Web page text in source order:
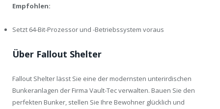
Empfohlen:
Setzt 64-Bit-Prozessor und -Betriebssystem voraus
Über Fallout Shelter
Fallout Shelter lässt Sie eine der modernsten unterirdischen
Bunkeranlagen der Firma Vault-Tec verwalten. Bauen Sie den
perfekten Bunker, stellen Sie Ihre Bewohner glücklich und